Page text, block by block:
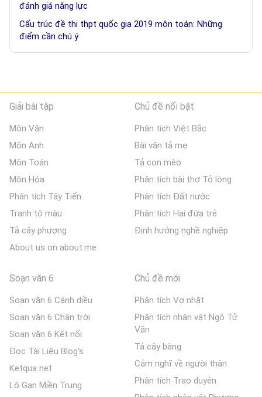
đánh giá năng lực
Cấu trúc đề thi thpt quốc gia 2019 môn toán: Những
điểm cần chú ý
Giải bài tập
Môn Văn
Môn Anh
Môn Toán
Môn Hóa
Phân tích Tây Tiến
Tranh tô màu
Tả cây phượng
About us on about.me
Chủ đề nổi bật
Phân tích Việt Bắc
Bài văn tả mẹ
Tả con mèo
Phân tích bài thơ Tỏ lòng
Phân tích Đất nước
Phân tích Hai đứa trẻ
Định hướng nghề nghiệp
Soạn văn 6
Soạn văn 6 Cánh diều
Soạn văn 6 Chân trời
Soạn văn 6 Kết nối
Đọc Tài Liệu Blog's
Ketqua net
Lô Gan Miền Trung
Chủ đề mới
Phân tích Vợ nhặt
Phân tích nhân vật Ngô Tử
Văn
Tả cây bàng
Cảm nghĩ về người thân
Phân tích Trao duyên